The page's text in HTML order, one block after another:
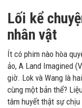
Lối kể
nhân vật
Ít có phim nào hòa
ảo, A Land Imagined
giờ. Lok và Wang là
cùng một bản thể?
tâm huyết thật sự chịu